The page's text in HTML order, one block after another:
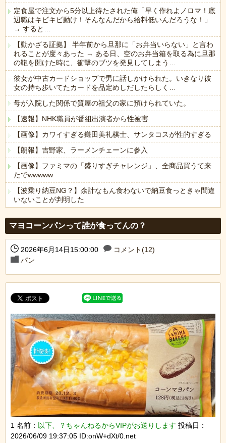
定食屋で注文から5分以上待たされた俺「早く作れよノロマ！底
辺職はキビキビ動け！そんなんだから給料低いんだろうな！」
→ すると…
【動かざる証拠】 半年前から旦那に「お弁当いらない」と言わ
れることが度々あった → ある日、空のお弁当箱を取る為に旦那
の鞄を開けた時に、衝撃のブツを発見してしまう…
彼女が中古カードショップで男に話しかけられた。いきなり彼
女の持ち歩いてたカードを品定めしだしたらしく…
母が入院した関係で質屋の祖父の家に預けられていた。
【速報】NHK職員が番組出演者から性被害
【画像】カワイすぎる鎌田美礼棋士、サンタコスが性的すぎる
【朗報】吉野家、ラーメンチェーンに参入
【画像】ファミマの「盛りすぎチャレンジ」、全商品買うて来
たでwwwww
【波乗り納豆NG？】余計なもん食わないで納豆食っときゃ間違
いないことが判明した
マヨコーンパンって誰が食ってんの？
2026年6月14日15:00:00
コメント(12)
パン
1 名前： 以下、？ちゃんねるからVIPがお送りします 投稿日：
2026/06/09 19:37:05 ID:onW+dXt/0.net